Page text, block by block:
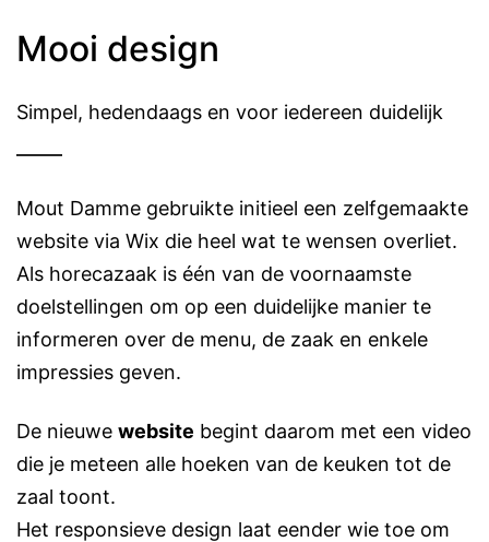
Mooi design
Simpel, hedendaags en voor iedereen duidelijk
Mout Damme gebruikte initieel een zelfgemaakte
website via Wix die heel wat te wensen overliet.
Als horecazaak is één van de voornaamste
doelstellingen om op een duidelijke manier te
informeren over de menu, de zaak en enkele
impressies geven.
De nieuwe website begint daarom met een video
die je meteen alle hoeken van de keuken tot de
zaal toont.
Het responsieve design laat eender wie toe om